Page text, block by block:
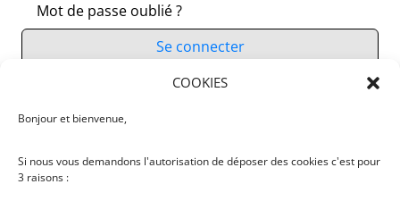
COOKIES
Bonjour et bienvenue,
Si nous vous demandons l'autorisation de déposer des cookies c'est pour
3 raisons :
Mot de passe oublié ?
Se connecter
Vous n’avez pas de compte ?